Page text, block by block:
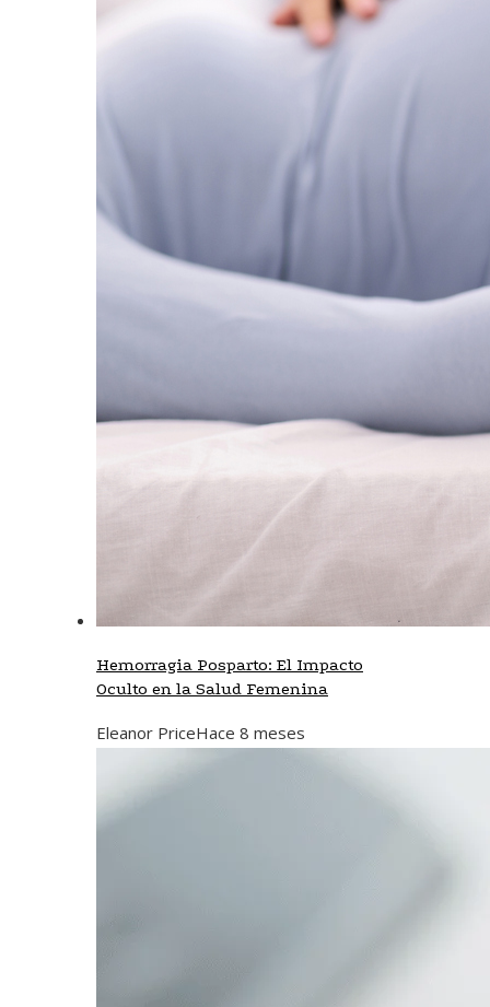
Hemorragia Posparto: El Impacto
Oculto en la Salud Femenina
Eleanor PriceHace 8 meses